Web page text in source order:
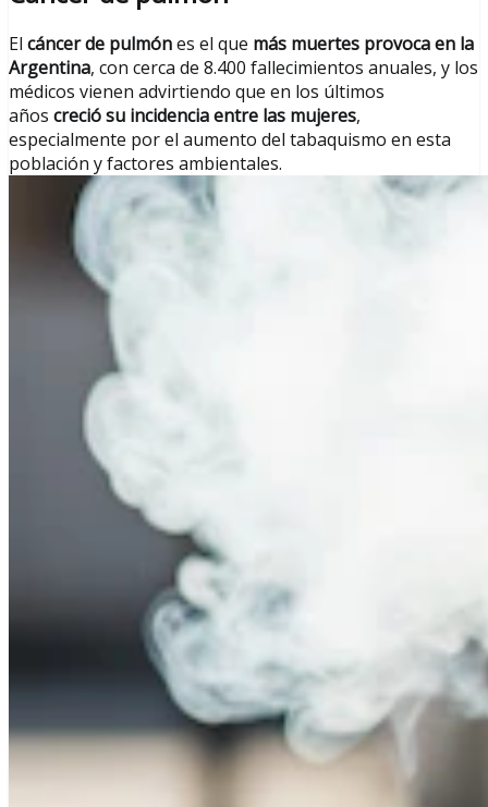
El cáncer de pulmónes el que más muertes provoca en la
Argentina, con cerca de 8.400 fallecimientos anuales, y los
médicos vienen advirtiendo que en los últimos
años creció su incidencia entre las mujeres,
especialmente por el aumento del tabaquismo en esta
población y factores ambientales.